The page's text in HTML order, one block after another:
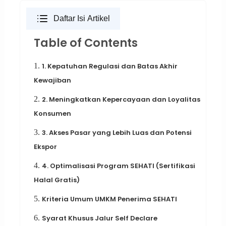
Daftar Isi Artikel
Table of Contents
1. 1. Kepatuhan Regulasi dan Batas Akhir
Kewajiban
2. 2. Meningkatkan Kepercayaan dan Loyalitas
Konsumen
3. 3. Akses Pasar yang Lebih Luas dan Potensi
Ekspor
4. 4. Optimalisasi Program SEHATI (Sertifikasi
Halal Gratis)
5. Kriteria Umum UMKM Penerima SEHATI
6. Syarat Khusus Jalur Self Declare